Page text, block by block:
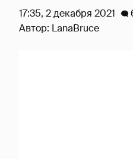
17:35, 2 декабря 2021
Автор: LanaBruce